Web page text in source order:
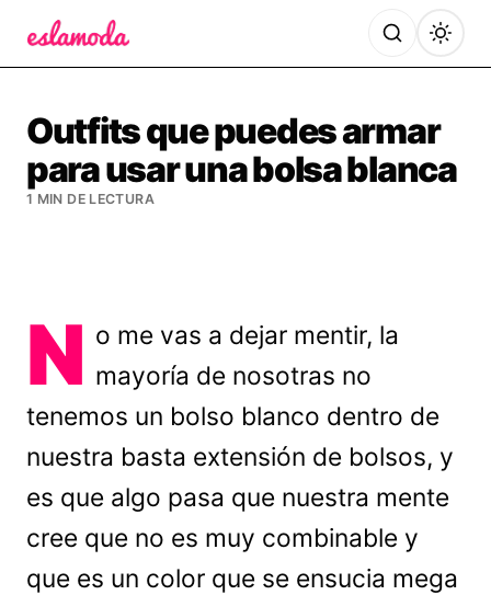
Outfits que puedes armar
para usar una bolsa blanca
1 MIN DE LECTURA
N o me vas a dejar mentir, la
mayoría de nosotras no
tenemos un bolso blanco dentro de
nuestra basta extensión de bolsos, y
es que algo pasa que nuestra mente
cree que no es muy combinable y
que es un color que se ensucia mega